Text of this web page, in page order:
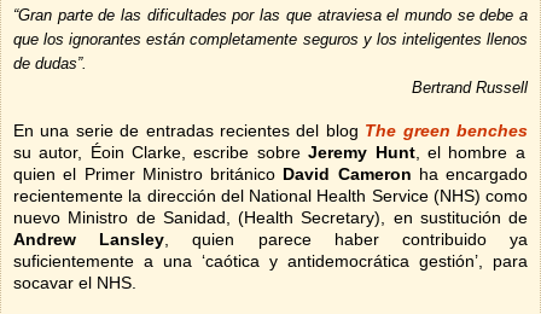
“Gran parte de las dificultades por las que atraviesa el mundo se debe a
que los ignorantes están completamente seguros y los inteligentes llenos
de dudas”.
Bertrand Russell
En una serie de entradas recientes del blog The green benches
su autor, Éoin Clarke, escribe sobreJeremy Hunt, el hombre a
quien el Primer Ministro británico David Cameron ha encargado
recientemente la dirección del National Health Service (NHS) como
nuevo Ministro de Sanidad, (Health Secretary), en sustitución de
Andrew Lansley , quien parece haber contribuido ya
suficientemente a una ‘caótica y antidemocrática gestión’, para
socavar el NHS.